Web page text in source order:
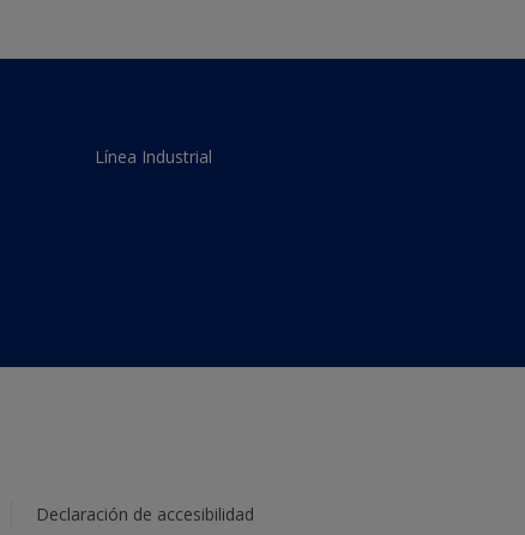
Línea Industrial
Declaración de accesibilidad